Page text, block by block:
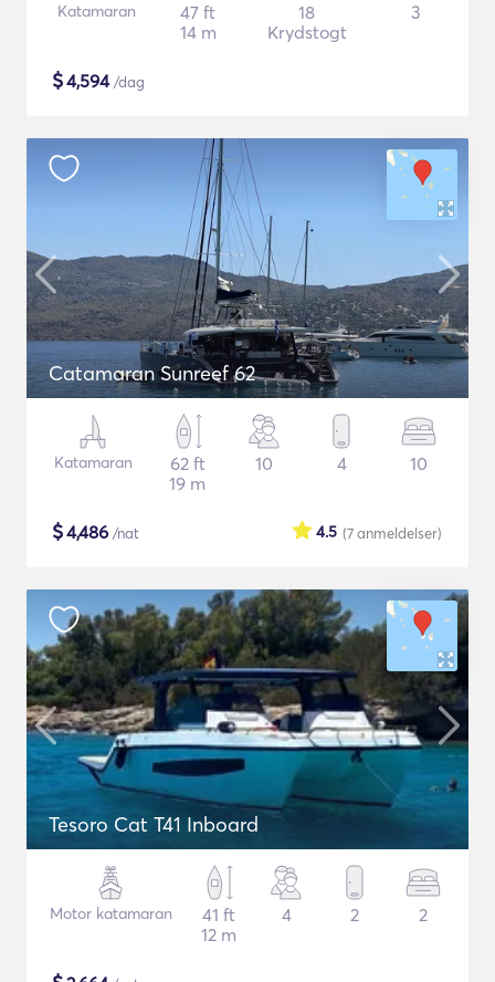
Katamaran
47 ft
14 m
18
Krydstogt
3
$4,594/dag
Catamaran Sunreef 62
Katamaran
62 ft
19 m
10 4 10
$4,486 /nat (7anmeldelser)
4.5
Tesoro Cat T41 Inboard
Motor katamaran
41 ft
12 m
4 2 2